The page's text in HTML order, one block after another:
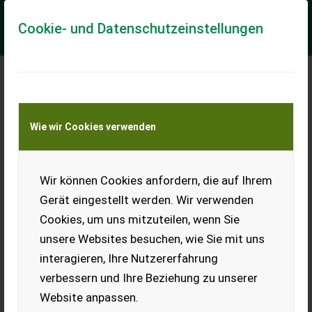
Cookie- und Datenschutzeinstellungen
Wie wir Cookies verwenden
Wir können Cookies anfordern, die auf Ihrem
Gerät eingestellt werden. Wir verwenden
Cookies, um uns mitzuteilen, wenn Sie
unsere Websites besuchen, wie Sie mit uns
interagieren, Ihre Nutzererfahrung
verbessern und Ihre Beziehung zu unserer
Website anpassen.
Meine Transportkostenanfrage
Transport von Land- und Baumaschinen –
KEINE Tiertransporte
Hardi Master 1200 15m mit Ais Stream System
EDV: 73179; Feldspritze - mit 1.200lt. Behälter - mit 15m
Gestänge mit 5 Teilbreiten - mti Air Stream System - mit
wegeabhängiger Ausbringung - mit...
EUR 28.900 inkl. 13% MwSt./Verm.